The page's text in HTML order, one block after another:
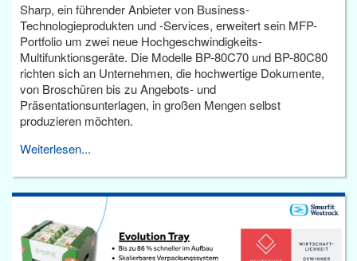
Sharp, ein führender Anbieter von Business-
Technologieprodukten und -Services, erweitert sein MFP-
Portfolio um zwei neue Hochgeschwindigkeits-
Multifunktionsgeräte. Die Modelle BP-80C70 und BP-80C80
richten sich an Unternehmen, die hochwertige Dokumente,
von Broschüren bis zu Angebots- und
Präsentationsunterlagen, in großen Mengen selbst
produzieren möchten.
Weiterlesen...